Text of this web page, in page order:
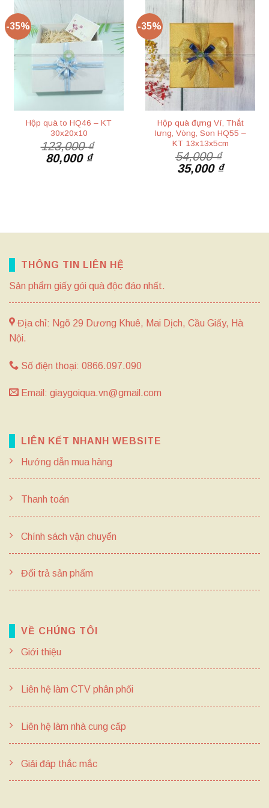
80,000 ₫.
-35%
Hộp quà to HQ46 – KT
30x20x10
123,000₫
Giá
80,000 ₫Giá
-35%
Hộp quà đựng Ví, Thắt
lưng, Vòng, Son HQ55 –
KT 13x13x5cm
54,000₫
Giá
35,000 ₫Giá
THÔNG TIN LIÊN HỆ
Sản phẩm giấy gói quà độc đáo nhất.
Địa chỉ: Ngõ 29 Dương Khuê, Mai Dịch, Cầu Giấy, Hà
Nội.
Số điện thoại: 0866.097.090
Email: giaygoiqua.vn@gmail.com
LIÊN KẾT NHANH WEBSITE
Hướng dẫn mua hàng
Thanh toán
Chính sách vận chuyển
Đổi trả sản phẩm
VỀ CHÚNG TÔI
Giới thiệu
Liên hệ làm CTV phân phối
Liên hệ làm nhà cung cấp
Giải đáp thắc mắc